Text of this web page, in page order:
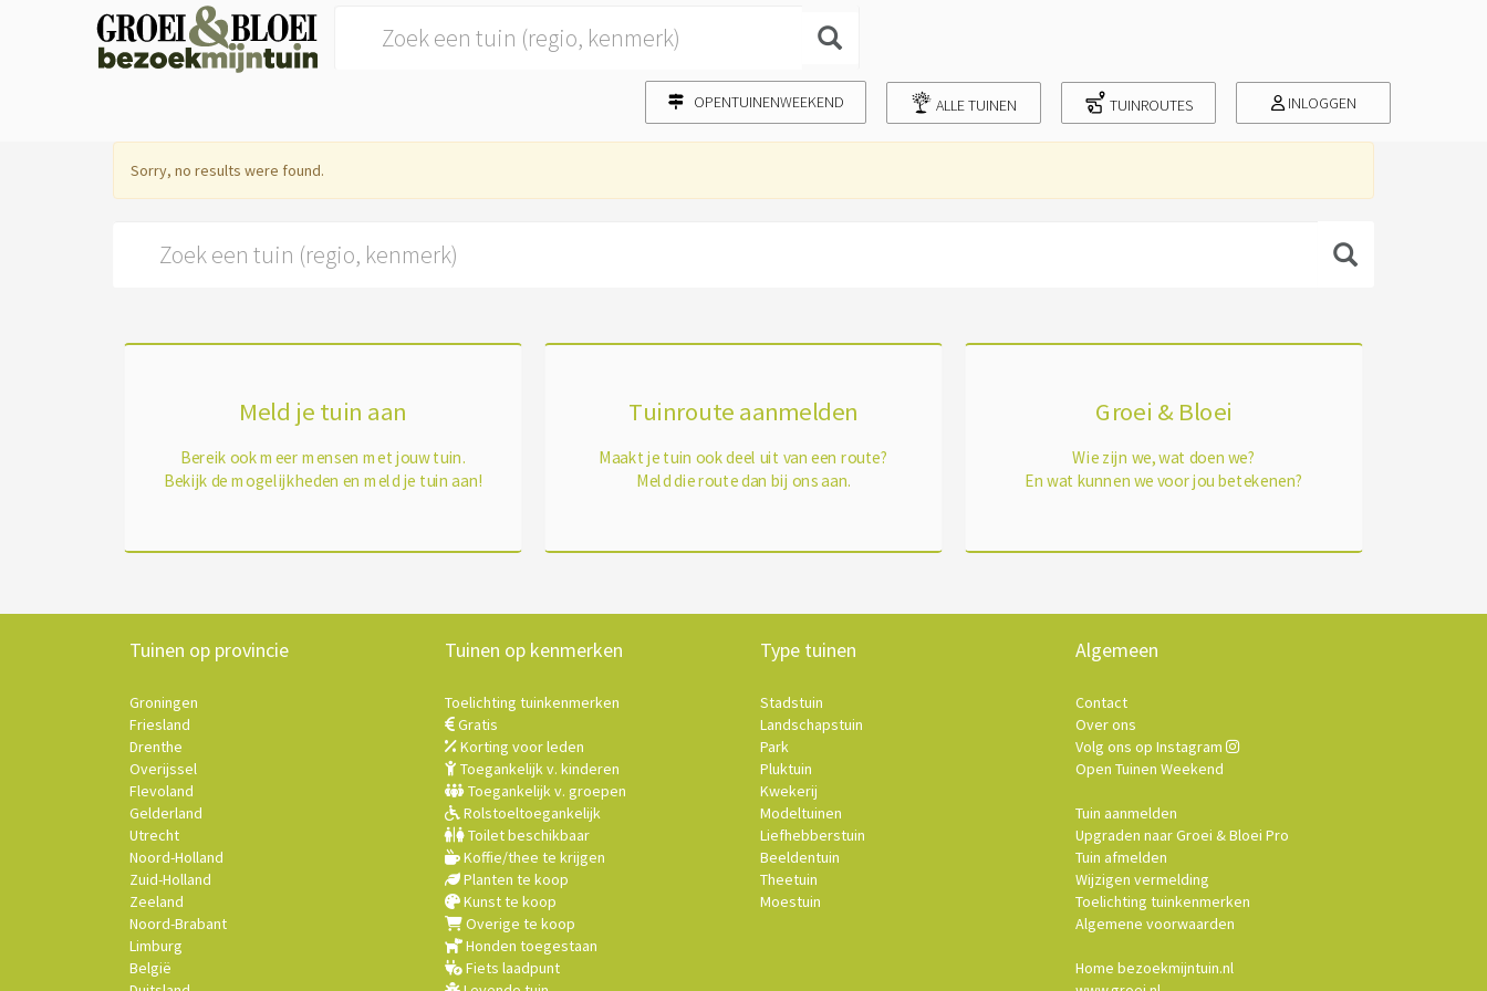
OPENTUINENWEEKEND ALLE TUINEN TUINROUTES INLOGGEN
Sorry, no results were found.
Meld je tuin aan
Bereik ook meer mensen met jouw tuin.
Bekijk de mogelijkheden en meld je tuin aan!
Tuinroute aanmelden
Maakt je tuin ook deel uit van een route?
Meld die route dan bij ons aan.
Groei & Bloei
Wie zijn we, wat doen we?
En wat kunnen we voor jou betekenen?
Tuinen op provincie
Groningen
Friesland
Drenthe
Overijssel
Flevoland
Gelderland
Utrecht
Noord-Holland
Zuid-Holland
Zeeland
Noord-Brabant
Limburg
België
Tuinen op kenmerken
Toelichting tuinkenmerken
Gratis
Korting voor leden
Toegankelijk v. kinderen
Toegankelijk v. groepen
Rolstoeltoegankelijk
Toilet beschikbaar
Koffie/thee te krijgen
Planten te koop
Kunst te koop
Overige te koop
Honden toegestaan
Fiets laadpunt
Type tuinen
Stadstuin
Landschapstuin
Park
Pluktuin
Kwekerij
Modeltuinen
Liefhebberstuin
Beeldentuin
Theetuin
Moestuin
Algemeen
Contact
Over ons
Volg ons op Instagram
Open Tuinen Weekend
Tuin aanmelden
Upgraden naar Groei & Bloei Pro
Tuin afmelden
Wijzigen vermelding
Toelichting tuinkenmerken
Algemene voorwaarden
Home bezoekmijntuin.nl